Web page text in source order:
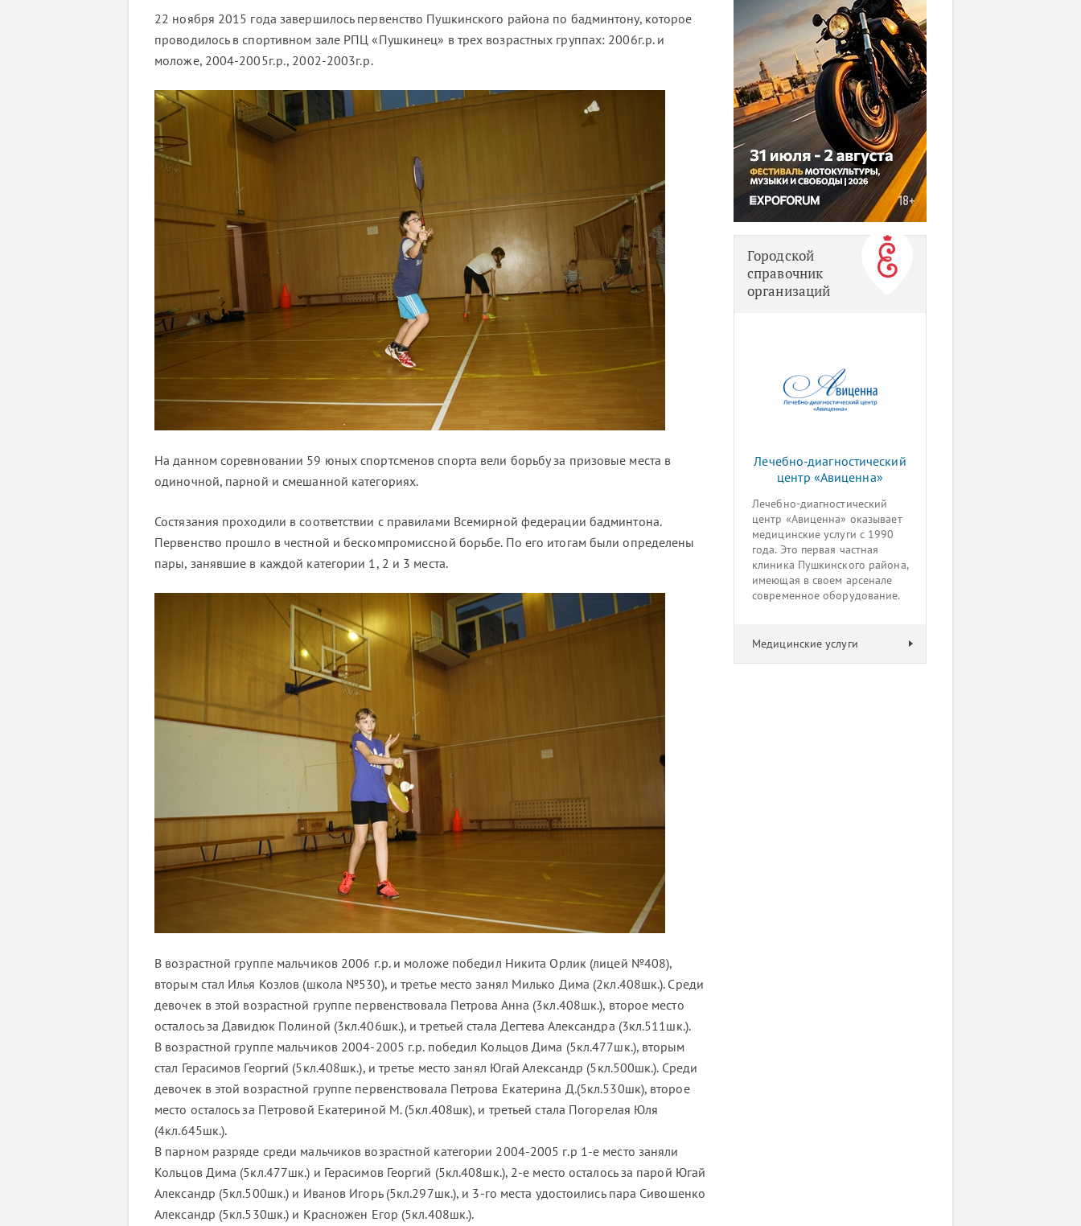
22 ноября 2015 года завершилось первенство Пушкинского района по бадминтону, которое
проводилось в спортивном зале РПЦ «Пушкинец» в трех возрастных группах: 2006г.р. и
моложе, 2004-2005г.р., 2002-2003г.р.
На данном соревновании 59 юных спортсменов спорта вели борьбу за призовые места в
одиночной, парной и смешанной категориях.
Состязания проходили в соответствии с правилами Всемирной федерации бадминтона.
Первенство прошло в честной и бескомпромиссной борьбе. По его итогам были определены
пары, занявшие в каждой категории 1, 2 и 3 места.
В возрастной группе мальчиков 2006 г.р. и моложе победил Никита Орлик (лицей №408),
вторым стал Илья Козлов (школа №530), и третье место занял Милько Дима (2кл.408шк.). Среди
девочек в этой возрастной группе первенствовала Петрова Анна (3кл.408шк.), второе место
осталось за Давидюк Полиной (3кл.406шк.), и третьей стала Дегтева Александра (3кл.511шк.).
В возрастной группе мальчиков 2004-2005 г.р. победил Кольцов Дима (5кл.477шк.), вторым
стал Герасимов Георгий (5кл.408шк.), и третье место занял Югай Александр (5кл.500шк.). Среди
девочек в этой возрастной группе первенствовала Петрова Екатерина Д.(5кл.530шк), второе
место осталось за Петровой Екатериной М. (5кл.408шк), и третьей стала Погорелая Юля
(4кл.645шк.).
В парном разряде среди мальчиков возрастной категории 2004-2005 г.р 1-е место заняли
Кольцов Дима (5кл.477шк.) и Герасимов Георгий (5кл.408шк.), 2-е место осталось за парой Югай
Александр (5кл.500шк.) и Иванов Игорь (5кл.297шк.), и 3-го места удостоились пара Сивошенко
Александр (5кл.530шк.) и Красножен Егор (5кл.408шк.).
Городской
справочник
организаций
Лечебно-диагностический
центр «Авиценна»
Лечебно-диагностический
центр «Авиценна» оказывает
медицинские услуги с 1990
года. Это первая частная
клиника Пушкинского района,
имеющая в своем арсенале
современное оборудование.
Медицинские услуги